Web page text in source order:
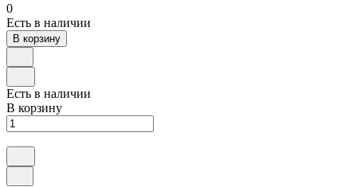
0
Есть в наличии
В корзину
Есть в наличии
В корзину